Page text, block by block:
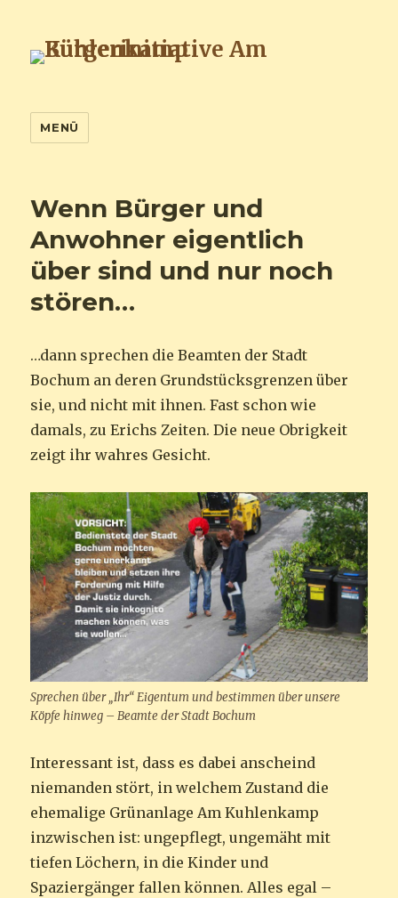
Bürgerinitiative Am Kuhlenkamp
MENÜ
Wenn Bürger und
Anwohner eigentlich
über sind und nur noch
stören…
…dann sprechen die Beamten der Stadt
Bochum an deren Grundstücksgrenzen über
sie, und nicht mit ihnen. Fast schon wie
damals, zu Erichs Zeiten. Die neue Obrigkeit
zeigt ihr wahres Gesicht.
Sprechen über „Ihr“ Eigentum und bestimmen über unsere
Köpfe hinweg – Beamte der Stadt Bochum
Interessant ist, dass es dabei anscheind
niemanden stört, in welchem Zustand die
ehemalige Grünanlage Am Kuhlenkamp
inzwischen ist: ungepflegt, ungemäht mit
tiefen Löchern, in die Kinder und
Spaziergänger fallen können. Alles egal –